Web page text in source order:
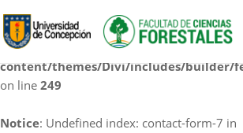
Notice: Undefined index: cf7rl-
/home/forestal2/www/wp-
content/themes/Divi/includes/builder/
on line 249
Notice: Undefined index: contact-form-7 in